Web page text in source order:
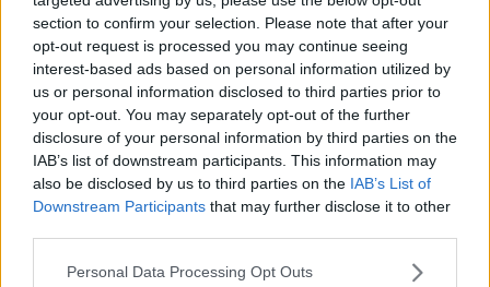
section to confirm your selection. Please note that after your
opt-out request is processed you may continue seeing
interest-based ads based on personal information utilized by
us or personal information disclosed to third parties prior to
your opt-out. You may separately opt-out of the further
disclosure of your personal information by third parties on the
IAB’s list of downstream participants. This information may
also be disclosed by us to third parties on the IAB’s List of
Downstream Participants that may further disclose it to other
Personal Data Processing Opt Outs
“La nascita del Polo per l’Infanzia “G. Rodari” rappresenta un passo
significativo per il sistema educativo della città di Piombino, -
dichiara l’assessora all’Istruzione Simona Cresci - che si
orienta verso un modello più coeso e capace di rispondere ai
bisogni delle bambine, dei bambini e delle loro famiglie.”
Il Polo nasce dall’impegno congiunto delle tre realtà educative, già
da anni collaboranti per favorire la continuità dei percorsi 0-6. La
sua formalizzazione definitiva è avvenuta grazie alla sottoscrizione
Piombino.